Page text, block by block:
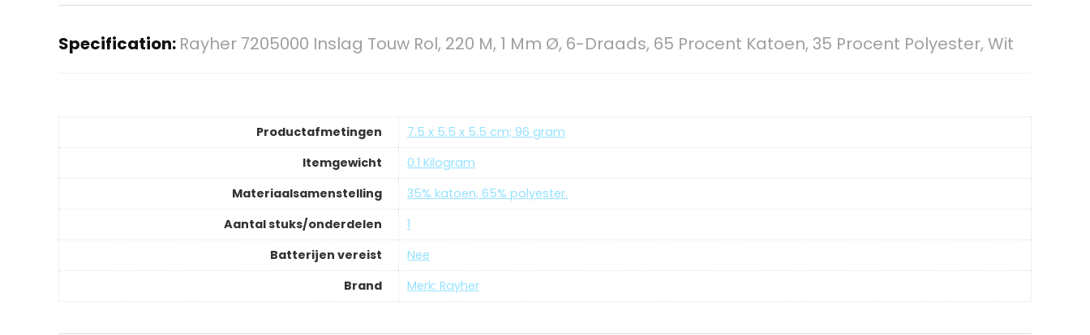
Specification: Rayher 7205000 Inslag Touw Rol, 220 M, 1 Mm Ø, 6-Draads, 65 Procent Katoen, 35 Procent Polyester, Wit
Productafmetingen
‎7.5 x 5.5 x 5.5 cm; 96 gram
Itemgewicht
‎0.1 Kilogram
Materiaalsamenstelling
‎35% katoen, 65% polyester.
Aantal stuks/onderdelen
‎1
Batterijen vereist
‎Nee
Brand
Merk: Rayher